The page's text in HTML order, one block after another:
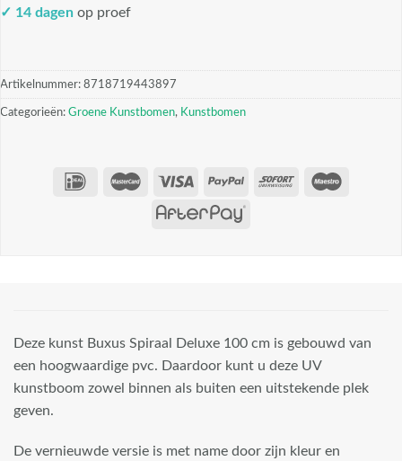
✓ 14 dagen op proef
Artikelnummer: 8718719443897
Categorieën: Groene Kunstbomen, Kunstbomen
Deze kunst Buxus Spiraal Deluxe 100 cm is gebouwd van
een hoogwaardige pvc. Daardoor kunt u deze UV
kunstboom zowel binnen als buiten een uitstekende plek
geven.
De vernieuwde versie is met name door zijn kleur en